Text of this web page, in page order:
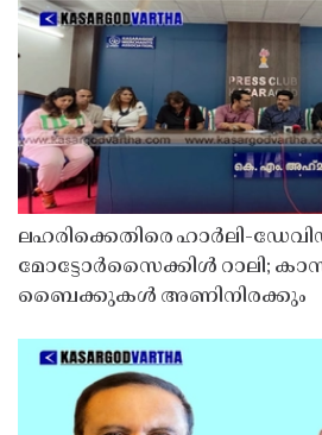
ലഹരിക്കെതിരെ ഹാർലി-
മോട്ടോർസൈക്കിൾ റാലി;
ബൈക്കുകൾ അണിനിരക്കും